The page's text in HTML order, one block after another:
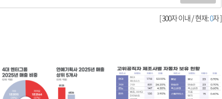
[ 300자 이내 / 현재:0자 ]